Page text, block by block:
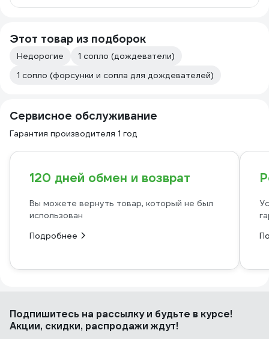
Этот товар из подборок
Недорогие
1 сопло (дождеватели)
1 сопло (форсунки и сопла для дождевателей)
Сервисное обслуживание
Гарантия производителя 1 год
120 дней обмен и возврат
Вы можете вернуть товар, который не был
использован
Подробнее
Подпишитесь на рассылкуи будьте в курсе!
Акции, скидки, распродажи ждут!